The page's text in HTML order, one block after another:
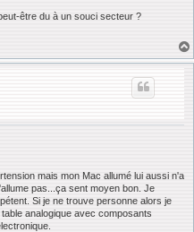
être du à un souci secteur ?
mais mon Mac allumé lui aussi n'a
pas...ça sent moyen bon. Je
Si je ne trouve personne alors je
analogique avec composants